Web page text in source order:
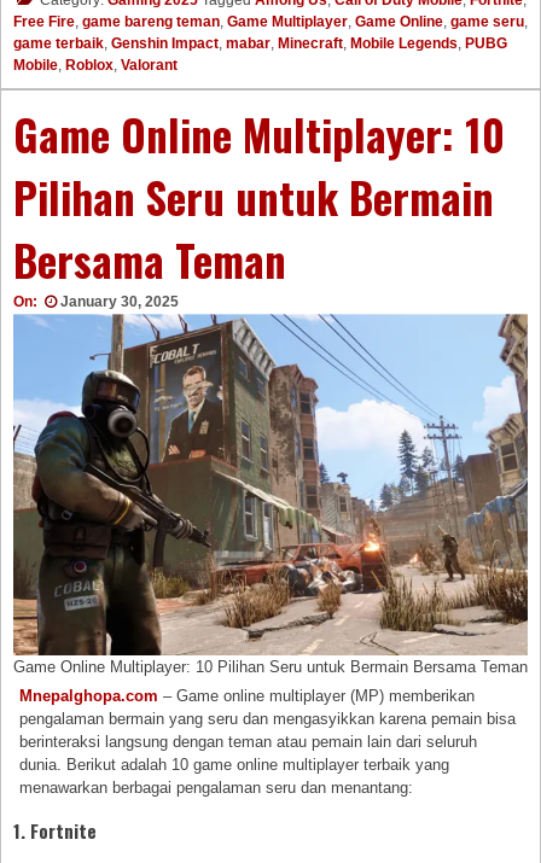
Free Fire, game bareng teman, Game Multiplayer, Game Online, game seru,
game terbaik, Genshin Impact, mabar, Minecraft, Mobile Legends, PUBG
Mobile, Roblox, Valorant
Game Online Multiplayer: 10
Pilihan Seru untuk Bermain
Bersama Teman
On: January 30, 2025
Game Online Multiplayer: 10 Pilihan Seru untuk Bermain Bersama Teman
Mnepalghopa.com – Game online multiplayer (MP) memberikan
pengalaman bermain yang seru dan mengasyikkan karena pemain bisa
berinteraksi langsung dengan teman atau pemain lain dari seluruh
dunia. Berikut adalah 10 game online multiplayer terbaik yang
menawarkan berbagai pengalaman seru dan menantang:
1. Fortnite